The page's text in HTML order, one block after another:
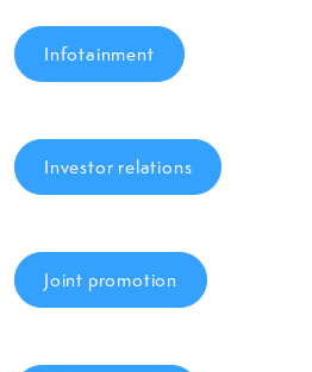
Infotainment
Investor relations
Joint promotion